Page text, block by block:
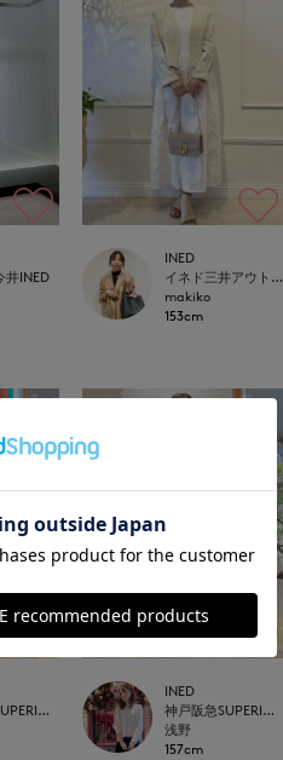
井INED
INED
イネド三井アウトレットパーク多摩南大沢店
makiko
153cm
神戸阪急SUPERIORCLOSET
INED
神戸阪急SUPERIORCLOSET
浅野
157cm